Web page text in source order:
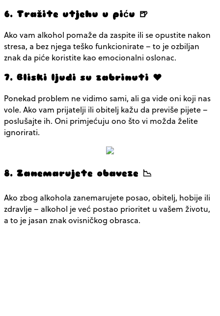
6. Tražite utjehu u piću 🍺
Ako vam alkohol pomaže da zaspite ili se opustite nakon
stresa, a bez njega teško funkcionirate – to je ozbiljan
znak da piće koristite kao emocionalni oslonac.
7. Bliski ljudi su zabrinuti ❤️
Ponekad problem ne vidimo sami, ali ga vide oni koji nas
vole. Ako vam prijatelji ili obitelj kažu da previše pijete –
poslušajte ih. Oni primjećuju ono što vi možda želite
ignorirati.
8. Zanemarujete obaveze 📉
Ako zbog alkohola zanemarujete posao, obitelj, hobije ili
zdravlje – alkohol je već postao prioritet u vašem životu,
a to je jasan znak ovisničkog obrasca.